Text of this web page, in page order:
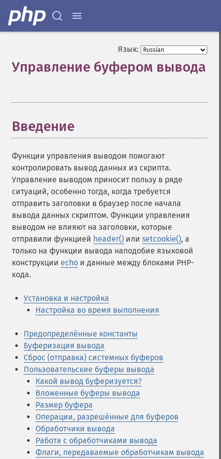
Язык:
Управление буфером вывода
Введение
Функции управления выводом помогают
контролировать вывод данных из скрипта.
Управление выводом приносит пользу в ряде
ситуаций, особенно тогда, когда требуется
отправить заголовки в браузер после начала
вывода данных скриптом. Функции управления
выводом не влияют на заголовки, которые
отправили функцией header() или setcookie(), а
только на функции вывода наподобие языковой
конструкции echo и данные между блоками PHP-
кода.
Установка и настройка
Настройка во время выполнения
Предопределённые константы
Буферизация вывода
Сброс (отправка) системных буферов
Пользовательские буферы вывода
Какой вывод буферизуется?
Вложенные буферы вывода
Размер буфера
Операции, разрешённые для буферов
Обработчики вывода
Работа с обработчиками вывода
Флаги, передаваемые обработчикам вывода